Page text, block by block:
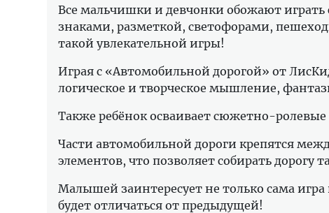
Все мальчишки и девчонки обожают
знаками, разметкой, светофорами,
такой увлекательной игры!
Играя с «Автомобильной дорогой» от
логическое и творческое мышление,
Также ребёнок осваивает сюжетно-
Части автомобильной дороги крепятся
элементов, что позволяет собирать дорогу
Малышей заинтересует не только сама
будет отличаться от предыдущей!